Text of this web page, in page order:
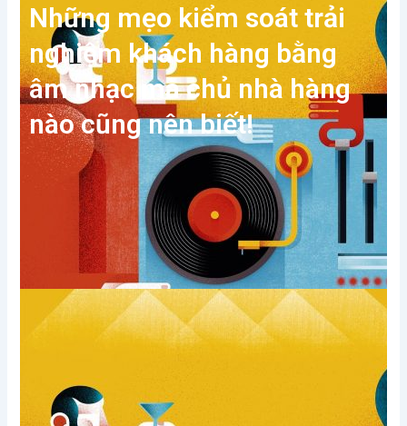
Những mẹo kiểm soát trải
nghiệm khách hàng bằng
âm nhạc mà chủ nhà hàng
nào cũng nên biết!